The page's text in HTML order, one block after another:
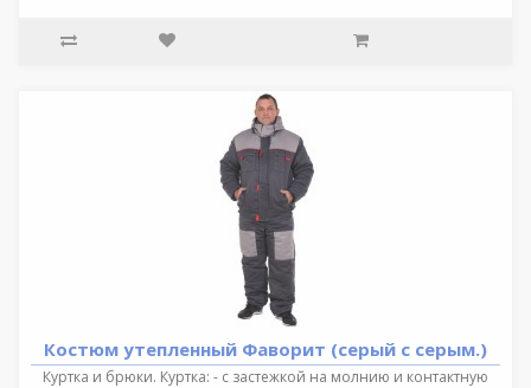
Костюм утепленный Фаворит (серый с серым.)
Куртка и брюки. Куртка: - с застежкой на молнию и контактную